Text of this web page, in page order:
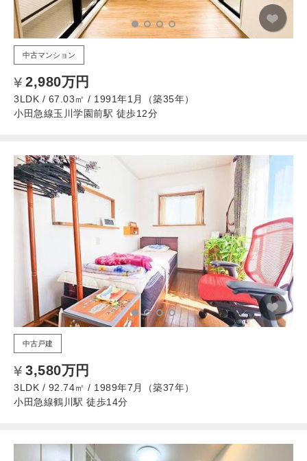
中古マンション
2,980万円
3LDK / 67.03㎡ / 1991年1月（築35年）
小田急線玉川学園前駅 徒歩12分
中古戸建
3,580万円
3LDK / 92.74㎡ / 1989年7月（築37年）
小田急線鶴川駅 徒歩14分